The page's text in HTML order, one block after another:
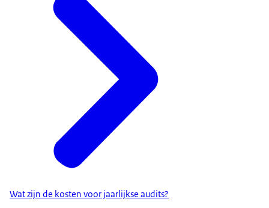
Wat zijn de kosten voor jaarlijkse audits?